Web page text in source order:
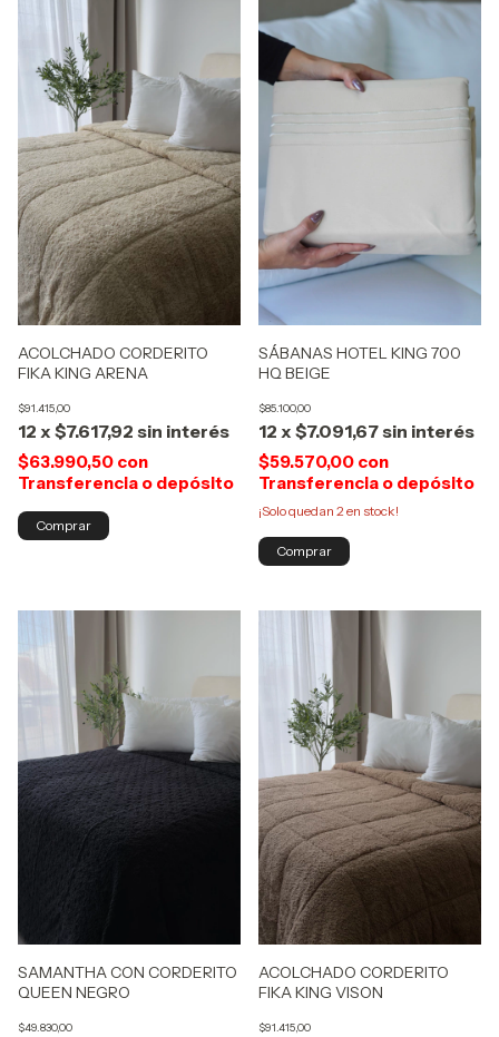
ACOLCHADO CORDERITO
FIKA KING ARENA
$91.415,00
12 x $7.617,92 sin interés
$63.990,50 con
Transferencia o depósito
SÁBANAS HOTEL KING 700
HQ BEIGE
$85.100,00
12 x $7.091,67sin interés
$59.570,00 con
Transferencia o depósito
¡Solo quedan 2en stock!
SAMANTHA CON CORDERITO
QUEEN NEGRO
$49.830,00
ACOLCHADO CORDERITO
FIKA KING VISON
$91.415,00